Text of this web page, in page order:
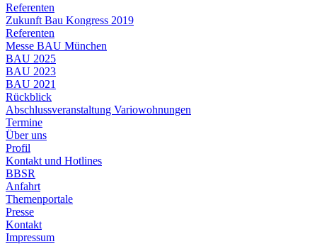
Referenten
Zukunft Bau Kongress 2019
Referenten
Messe BAU München
BAU 2025
BAU 2023
BAU 2021
Rückblick
Abschlussveranstaltung Variowohnungen
Termine
Über uns
Profil
Kontakt und Hotlines
BBSR
Anfahrt
Themenportale
Presse
Kontakt
Impressum